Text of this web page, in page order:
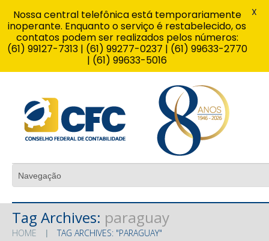
Tag Archives: paraguay
HOME TAG ARCHIVES: "PARAGUAY"
Nossa central telefônica está temporariamente
inoperante. Enquanto o serviço é restabelecido, os
contatos podem ser realizados pelos números:
(61) 99127-7313 | (61) 99277-0237 | (61) 99633-2770
| (61) 99633-5016
X